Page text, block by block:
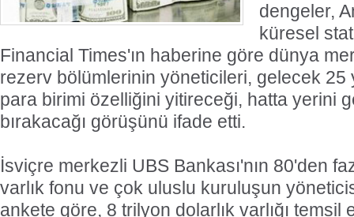
dengeler,
küresel
Financial Times'ın haberine göre dünya
rezerv bölümlerinin yöneticileri, gelecek 25
para birimi özelliğini yitireceği, hatta yerini
bırakacağı görüşünü ifade etti.
İsviçre merkezli UBS Bankası'nın 80'den
varlık fonu ve çok uluslu kuruluşun
ankete göre, 8 trilyon dolarlık varlığı temsil